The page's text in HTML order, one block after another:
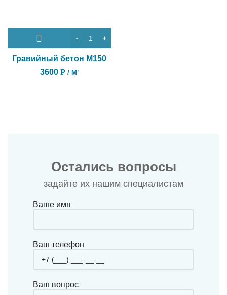
Гравийный бетон М150
3600 Р / М³
Остались вопросы
задайте их нашим специалистам
Ваше имя
Ваш телефон
Ваш вопрос